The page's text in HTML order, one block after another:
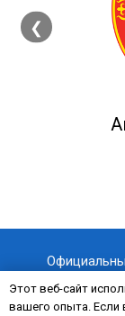
❮
Этот веб-сайт
вашего опыта. Если